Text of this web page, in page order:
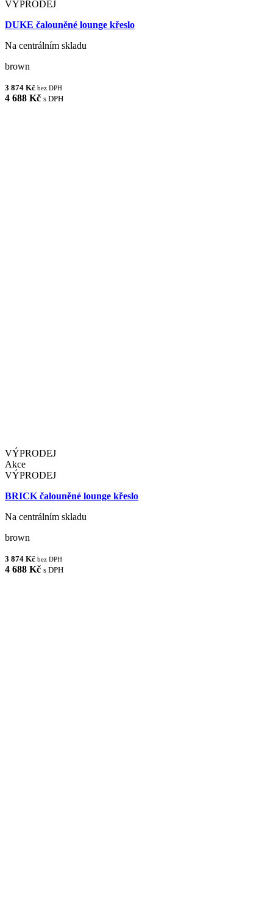
VÝPRODEJ
DUKE čalouněné lounge křeslo
Na centrálním skladu
brown
3 874 Kč bez DPH
4 688 Kč s DPH
VÝPRODEJ
Akce
VÝPRODEJ
BRICK čalouněné lounge křeslo
Na centrálním skladu
brown
3 874 Kč bez DPH
4 688 Kč s DPH